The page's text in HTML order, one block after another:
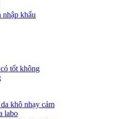
nhập khẩu
tốt không
khô nhạy cảm
labo